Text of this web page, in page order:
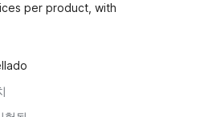
per product, with